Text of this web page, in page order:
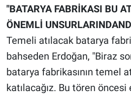
"BATARYA FABRİKASI BU
ÖNEMLİ
Temeli atılacak batarya
bahseden Erdoğan, "Biraz
batarya fabrikasının temel
katılacağız. Bu tören